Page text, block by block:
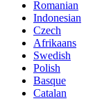
Romanian
Indonesian
Czech
Afrikaans
Swedish
Polish
Basque
Catalan